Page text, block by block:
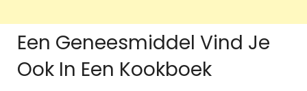
Een Geneesmiddel Vind Je
Ook In Een Kookboek